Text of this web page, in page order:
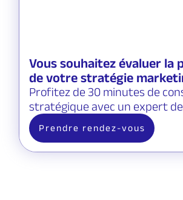
Vous souhaitez évaluer la
de votre stratégie
Profitez de 30 minutes de
stratégique avec un expert de
Prendre rendez-vous